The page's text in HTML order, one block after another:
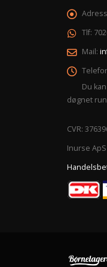
Tlf:
Mail:
Du
døgnet
CVR:
Inurse ApS